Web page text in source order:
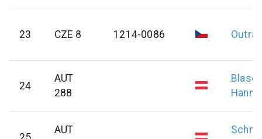
23 CZE 8 1214-0086
24
AUT
288
AUT